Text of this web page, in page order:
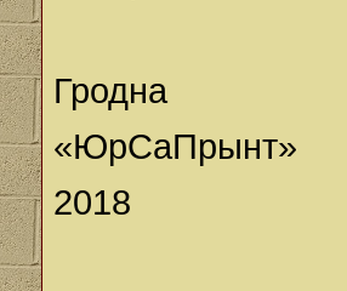
Гродна
«ЮрСаПрынт»
2018